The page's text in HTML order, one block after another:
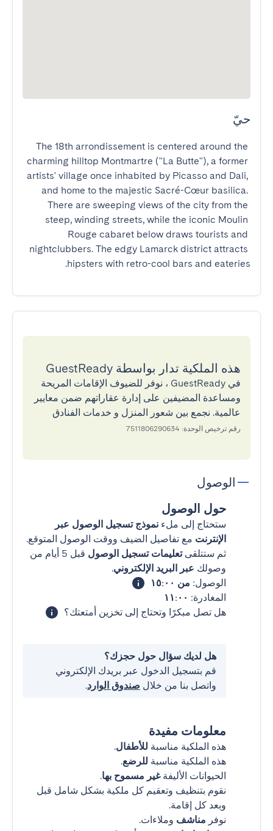
حيّ
The 18th arrondissement is centered around the
charming hilltop Montmartre ("La Butte"), a former
artists' village once inhabited by Picasso and Dali,
and home to the majestic Sacré-Cœur basilica.
There are sweeping views of the city from the
steep, winding streets, while the iconic Moulin
Rouge cabaret below draws tourists and
nightclubbers. The edgy Lamarck district attracts
hipsters with retro-cool bars and eateries.
هذه الملكية تدار بواسطة GuestReady
في GuestReady ، نوفر للضيوف الإقامات المريحة
ومساعدة المضيفين على إدارة عقاراتهم ضمن معايير
عالمية. نجمع بين شعور المنزل و خدمات الفنادق
رقم ترخيص الوحدة: 7511806290634
الوصول
حول الوصول
ستحتاج إلى ملء نموذج تسجيل الوصول عبر
الإنترنت مع تفاصيل الضيف ووقت الوصول المتوقع.
ثم ستتلقىتعليمات تسجيل الوصول
قبل 5 أيام من
وصولك عبر البريد الإلكتروني.
الوصول: من ١٥:٠٠
المغادرة: ١١:٠٠
هل تصل مبكرًا وتحتاج إلى تخزين أمتعتك؟
هل لديك سؤال حول حجزك؟
قم بتسجيل الدخول عبر بريدك الإلكتروني
واتصل بنا من خلال صندوق الوارد.
معلومات مفيدة
هذه الملكية مناسبة للأطفال.
هذه الملكية مناسبة للرضع.
الحيوانات الأليفةغير مسموح بها.
نقوم بتنظيف وتعقيم كل ملكية بشكل شامل قبل
وبعد كل إقامة.
نوفر مناشف وملاءات.